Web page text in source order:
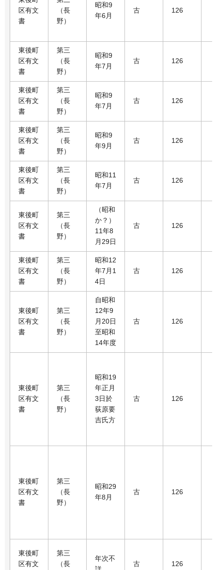
区有文
書
（長
野）
昭和9
年6月
古 126
東後町
区有文
書
第三
（長
野）
昭和9
年7月
古 126
東後町
区有文
書
第三
（長
野）
昭和9
年7月
古 126
東後町
区有文
書
第三
（長
野）
昭和9
年9月
古 126
東後町
区有文
書
第三
（長
野）
昭和11
年7月
古 126
東後町
区有文
書
第三
（長
野）
（昭和
か？）
11年8
月29日
古 126
東後町
区有文
書
第三
（長
野）
昭和12
年7月1
4日
古 126
東後町
区有文
書
第三
（長
野）
自昭和
12年9
月20日
至昭和
14年度
古 126
東後町
区有文
書
第三
（長
野）
昭和19
年正月
3日於
荻原要
吉氏方
古 126
東後町
区有文
書
第三
（長
野）
昭和29
年8月
古 126
東後町
区有文
第三
（長
年次不
古 126